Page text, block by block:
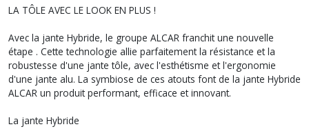
LA TÔLE AVEC LE LOOK EN PLUS !
Avec la jante Hybride, le groupe ALCAR franchit une nouvelle
étape . Cette technologie allie parfaitement la résistance et la
robustesse d'une jante tôle, avec l'esthétisme et l'ergonomie
d'une jante alu. La symbiose de ces atouts font de la jante Hybride
ALCAR un produit performant, efficace et innovant.
La jante Hybride